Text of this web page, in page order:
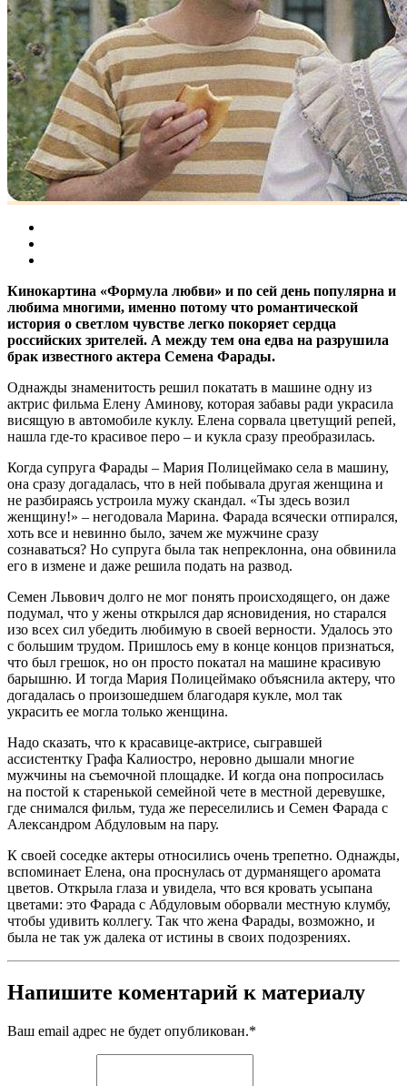
Кинокартина «Формула любви» и по сей день популярна и
любима многими, именно потому что романтической
история о светлом чувстве легко покоряет сердца
российских зрителей. А между тем она едва на разрушила
брак известного актера Семена Фарады.
Однажды знаменитость решил покатать в машине одну из
актрис фильма Елену Аминову, которая забавы ради украсила
висящую в автомобиле куклу. Елена сорвала цветущий репей,
нашла где-то красивое перо – и кукла сразу преобразилась.
Когда супруга Фарады – Мария Полицеймако села в машину,
она сразу догадалась, что в ней побывала другая женщина и
не разбираясь устроила мужу скандал. «Ты здесь возил
женщину!» – негодовала Марина. Фарада всячески отпирался,
хоть все и невинно было, зачем же мужчине сразу
сознаваться? Но супруга была так непреклонна, она обвинила
его в измене и даже решила подать на развод.
Семен Львович долго не мог понять происходящего, он даже
подумал, что у жены открылся дар ясновидения, но старался
изо всех сил убедить любимую в своей верности. Удалось это
с большим трудом. Пришлось ему в конце концов признаться,
что был грешок, но он просто покатал на машине красивую
барышню. И тогда Мария Полицеймако объяснила актеру, что
догадалась о произошедшем благодаря кукле, мол так
украсить ее могла только женщина.
Надо сказать, что к красавице-актрисе, сыгравшей
ассистентку Графа Калиостро, неровно дышали многие
мужчины на съемочной площадке. И когда она попросилась
на постой к старенькой семейной чете в местной деревушке,
где снимался фильм, туда же переселились и Семен Фарада с
Александром Абдуловым на пару.
К своей соседке актеры относились очень трепетно. Однажды,
вспоминает Елена, она проснулась от дурманящего аромата
цветов. Открыла глаза и увидела, что вся кровать усыпана
цветами: это Фарада с Абдуловым оборвали местную клумбу,
чтобы удивить коллегу. Так что жена Фарады, возможно, и
была не так уж далека от истины в своих подозрениях.
Напишите коментарий к материалу
Ваш email адрес не будет опубликован.*